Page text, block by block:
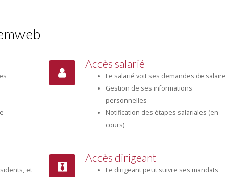
Accès salarié
Le salarié voit ses demandes de salaire
Gestion de ses informations
personnelles
Notification des étapes salariales (en
cours)
et
Accès dirigeant
Le dirigeant peut suivre ses mandats